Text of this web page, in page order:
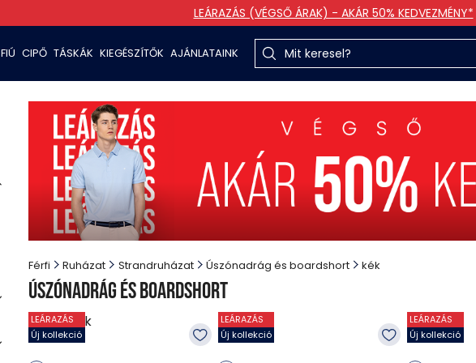
LEÁRAZÁS (VÉGSŐ ÁRAK) - AKÁR 50% KEDVEZMÉNY*
FIÚ CIPŐ TÁSKÁK KIEGÉSZÍTŐK AJÁNLATAINK
Férfi Ruházat Strandruházat Úszónadrág és boardshort kék
Úszónadrág és boardshort
18termék
LEÁRAZÁS
Új kollekció
LEÁRAZÁS
Új kollekció
LEÁRAZÁS
Új kollekció